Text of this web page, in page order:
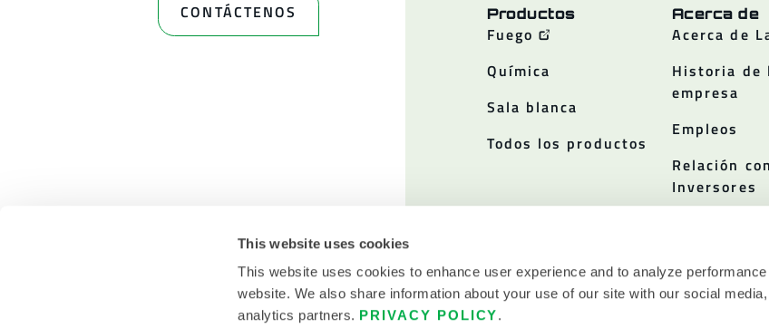
This website uses cookies
This website uses cookies to enhance user experience and to analyze
website. We also share information about your use of our site with our social
analytics partners. PRIVACY POLICY.
CONTÁCTENOS Productos
Fuego
Química
Sala blanca
Todos los productos
Acerca de
Acerca de
Historia de
empresa
Empleos
Relación
Inversores